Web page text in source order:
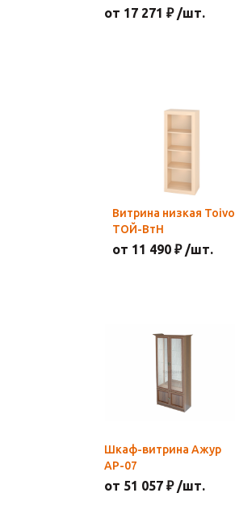
от 17 271 ₽ /шт.
Витрина низкая Toivo
ТОЙ-ВтН
от 11 490 ₽ /шт.
Шкаф-витрина Ажур
АР-07
от 51 057 ₽ /шт.